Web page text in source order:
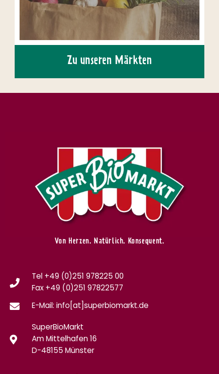
Zu unseren Märkten
Von Herzen. Natürlich. Konsequent.
Tel +49 (0)251 978225 00
Fax +49 (0)251 97822577
E-Mail: info[at]superbiomarkt.de
SuperBioMarkt
Am Mittelhafen 16
D-48155 Münster